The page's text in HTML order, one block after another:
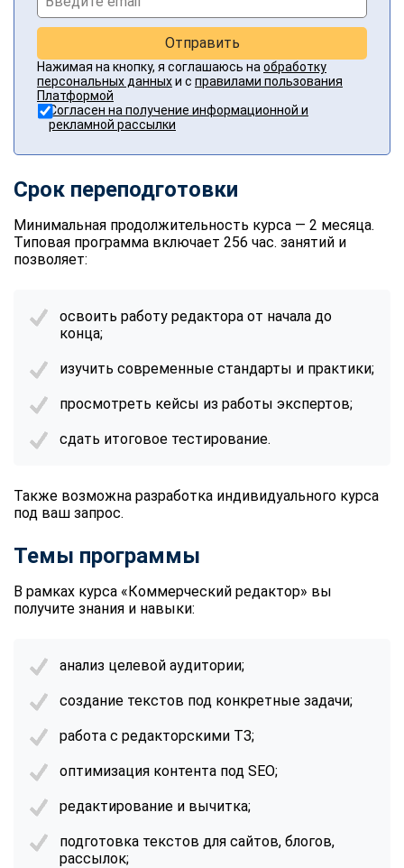
Отправить
Нажимая на кнопку, я соглашаюсь на обработку
персональных данныхи с правилами пользования
Платформой
Согласен на получение информационной и
рекламной рассылки
Срок переподготовки
Минимальная продолжительность курса — 2 месяца.
Типовая программа включает 256 час. занятий и
позволяет:
освоить работу редактора от начала до
конца;
изучить современные стандарты и практики;
просмотреть кейсы из работы экспертов;
сдать итоговое тестирование.
Также возможна разработка индивидуального курса
под ваш запрос.
Темы программы
В рамках курса «Коммерческий редактор» вы
получите знания и навыки:
анализ целевой аудитории;
создание текстов под конкретные задачи;
работа с редакторскими ТЗ;
оптимизация контента под SEO;
редактирование и вычитка;
подготовка текстов для сайтов, блогов,
рассылок;